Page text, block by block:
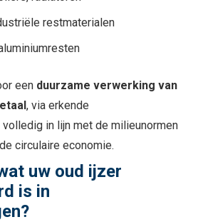
restmaterialen
een duurzame verwerking van
, via erkende
in lijn met de milieunormen
circulaire economie.
uw oud ijzer
is in